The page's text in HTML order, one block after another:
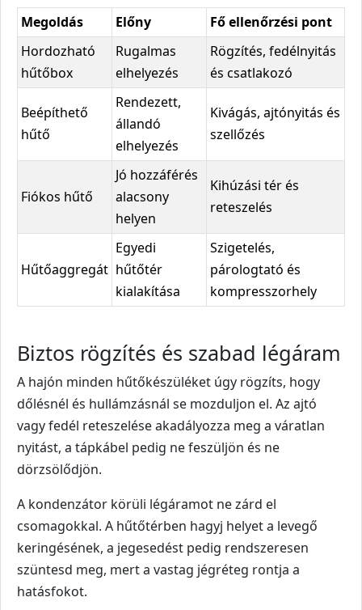
Megoldás Előny
Fő ellenőrzési pont
Hordozható
hűtőbox
Rugalmas
elhelyezés
Rögzítés, fedélnyitás
és csatlakozó
Beépíthető
hűtő
Rendezett,
állandó
elhelyezés
Kivágás, ajtónyitás és
szellőzés
Fiókos hűtő
Jó hozzáférés
alacsony
helyen
Kihúzási tér és
reteszelés
Hűtőaggregát
Egyedi
hűtőtér
kialakítása
Szigetelés,
párologtató és
kompresszorhely
Biztos rögzítés és szabad légáram
A hajón minden hűtőkészüléket úgy rögzíts, hogy
dőlésnél és hullámzásnál se mozduljon el. Az ajtó
vagy fedél reteszelése akadályozza meg a váratlan
nyitást, a tápkábel pedig ne feszüljön és ne
dörzsölődjön.
A kondenzátor körüli légáramot ne zárd el
csomagokkal. A hűtőtérben hagyj helyet a levegő
keringésének, a jegesedést pedig rendszeresen
szüntesd meg, mert a vastag jégréteg rontja a
hatásfokot.